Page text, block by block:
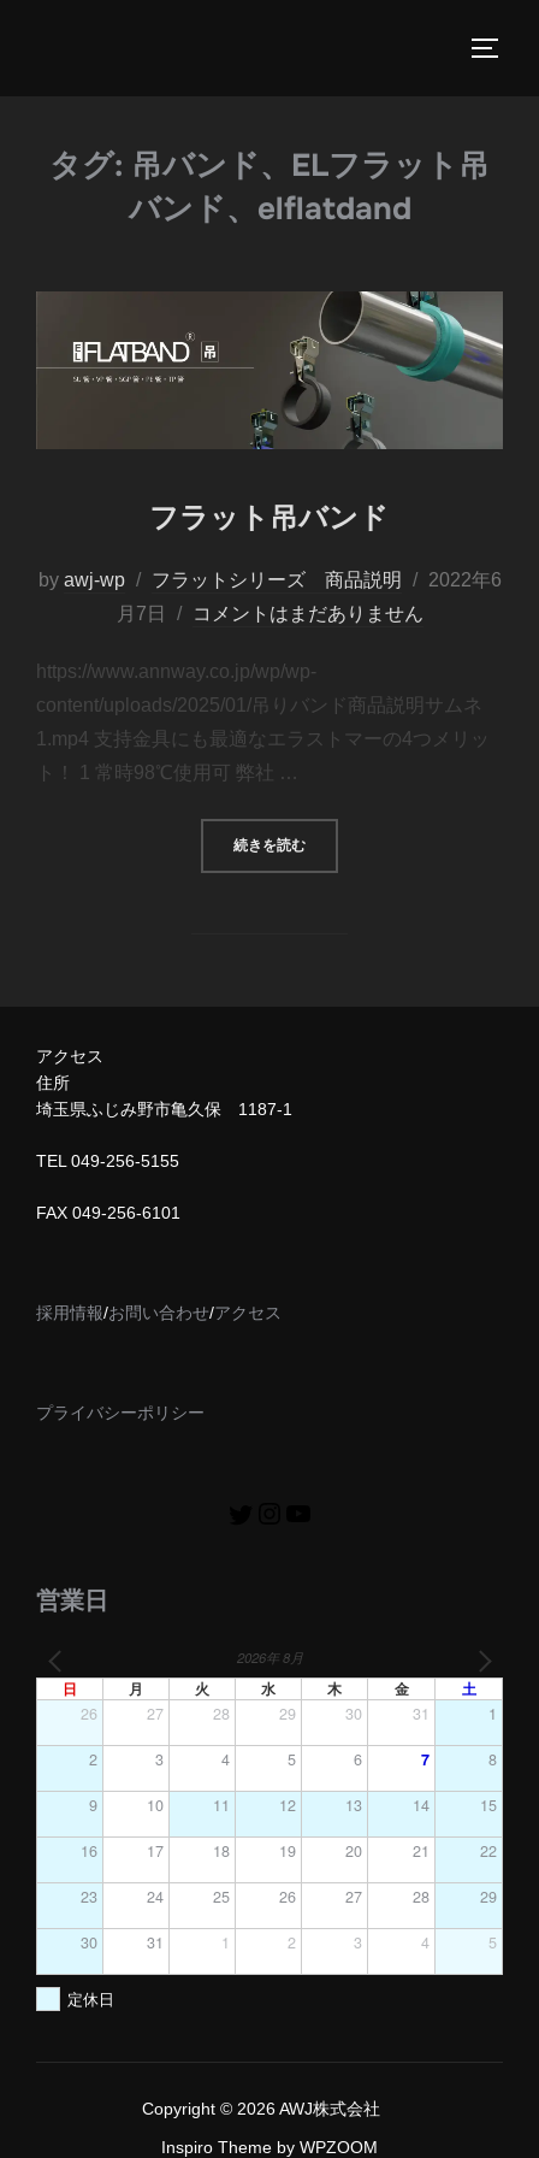
タグ: 吊バンド、ELフラット吊
バンド、elflatdand
フラット吊バンド
by awj-wp フラットシリーズ 商品説明
2022年6
月7日
コメントはまだありません
https://www.annway.co.jp/wp/wp-
content/uploads/2025/01/吊りバンド商品説明サムネ
1.mp4 支持金具にも最適なエラストマーの4つメリッ
ト！ 1 常時98℃使用可 弊社 …
続きを読む
アクセス
住所
埼玉県ふじみ野市亀久保 1187-1
TEL 049-256-5155
FAX 049-256-6101
採用情報/お問い合わせ/アクセス
プライバシーポリシー
営業日
2026年 8月
日 月 火 水 木 金 土
26 27 28 29 30 31 1
2 3 4 5 6 7 8
9 10 11 12 13 14 15
16 17 18 19 20 21 22
23 24 25 26 27 28 29
30 31 1 2 3 4 5
定休日
Copyright © 2026 AWJ株式会社
Inspiro Theme by WPZOOM